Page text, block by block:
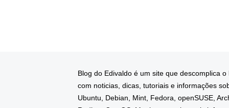
Blog do Edivaldo é um site que descomplica o
com noticias, dicas, tutoriais e informações
Ubuntu, Debian, Mint, Fedora, openSUSE,